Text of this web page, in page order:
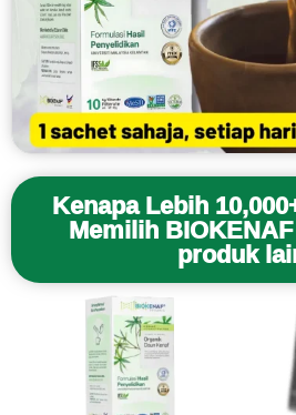
Kenapa Lebih
Memilih
produk